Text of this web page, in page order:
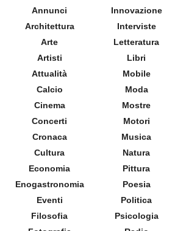
Annunci
Architettura
Arte
Artisti
Attualità
Calcio
Cinema
Concerti
Cronaca
Cultura
Economia
Enogastronomia
Eventi
Filosofia
Innovazione
Interviste
Letteratura
Libri
Mobile
Moda
Mostre
Motori
Musica
Natura
Pittura
Poesia
Politica
Psicologia